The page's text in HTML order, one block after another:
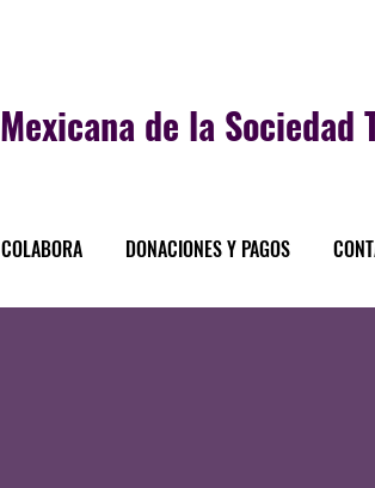
Mexicana de la Sociedad
COLABORA DONACIONES Y PAGOS